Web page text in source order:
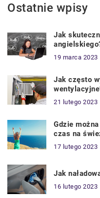
Ostatnie wpisy
Jak
19 marca 2023
Jak często
21 lutego 2023
Gdzie
czas na
17 lutego 2023
Jak
16 lutego 2023